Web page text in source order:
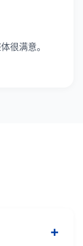
很满意。